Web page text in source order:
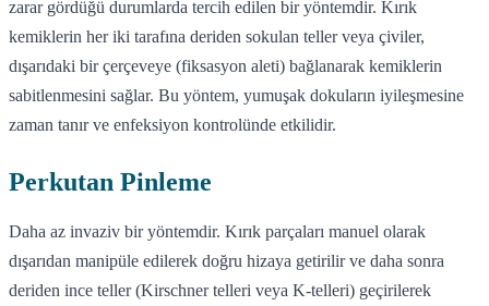
zarar gördüğü durumlarda tercih edilen bir yöntemdir. Kırık
kemiklerin her iki tarafına deriden sokulan teller veya çiviler,
dışarıdaki bir çerçeveye (fiksasyon aleti) bağlanarak kemiklerin
sabitlenmesini sağlar. Bu yöntem, yumuşak dokuların iyileşmesine
zaman tanır ve enfeksiyon kontrolünde etkilidir.
Perkutan Pinleme
Daha az invaziv bir yöntemdir. Kırık parçaları manuel olarak
dışarıdan manipüle edilerek doğru hizaya getirilir ve daha sonra
deriden ince teller (Kirschner telleri veya K-telleri) geçirilerek